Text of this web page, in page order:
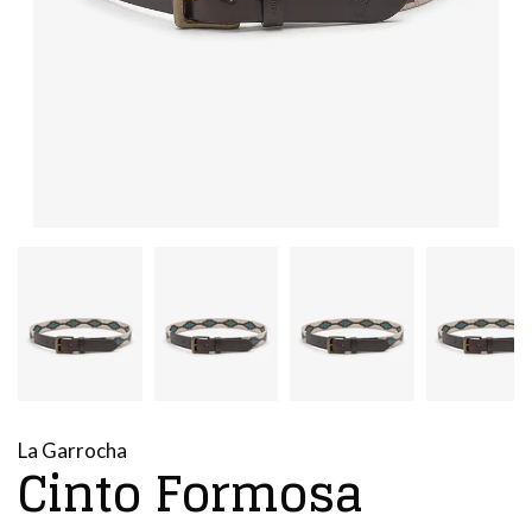
La Garrocha
Cinto Formosa